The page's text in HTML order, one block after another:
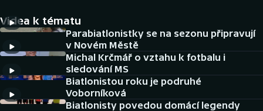
DALŠÍ SPORTY
Americký fotbal
Baseball a softbal
NEPŘEHLÉDNĚTE
Videa k tématu
Parabiatlonistky se na sezonu připravují
v Novém Městě
Michal Krčmář o vztahu k fotbalu i
sledování MS
Biatlonistou roku je podruhé
Voborníková
Biatlonisty povedou domácí legendy